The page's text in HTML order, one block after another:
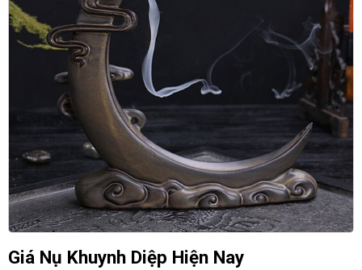
Giá Nụ Khuynh Diệp Hiện Nay